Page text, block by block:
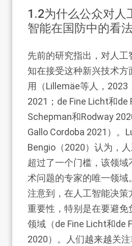
1.2为什么公众对人
智能在国防中的看
先前的研究指出，对人工
知在接受这种新兴技术方
用（Lillemäe等人，2023
2021；de Fine Licht和de
Schepman和Rodway
Gallo Cordoba 2021）。
Bengio（2020）认为，
超过了一个门槛，该领域
术问题的专家的唯一领域
注意到，在人工智能决策
重要性，特别是在要避免
领域（de Fine Licht和de
2020）。人们越来越关